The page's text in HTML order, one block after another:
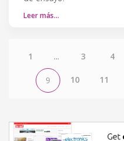
Leer más…
1 ... 3 4
9 10 11